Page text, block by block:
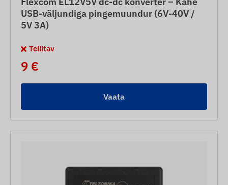
USB-väljundiga pingemuundur (6V-40V /
5V 3A)
Tellitav
9 €
Vaata